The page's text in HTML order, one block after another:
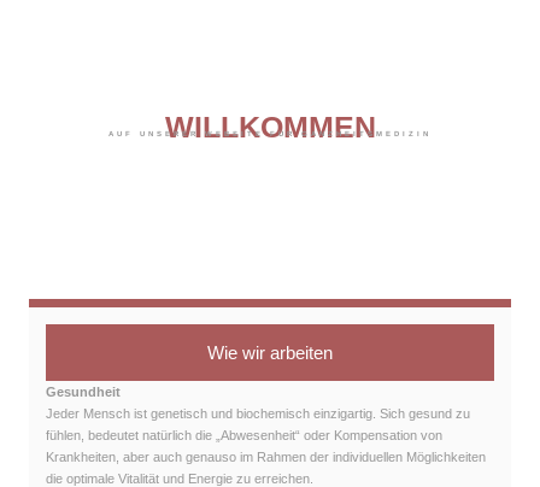
WILLKOMMEN
AUF UNSERER WEBSITE FÜR GANZHEITSMEDIZIN
Wie wir arbeiten
Gesundheit
Jeder Mensch ist genetisch und biochemisch einzigartig. Sich gesund zu
fühlen, bedeutet natürlich die „Abwesenheit“ oder Kompensation von
Krankheiten, aber auch genauso im Rahmen der individuellen Möglichkeiten
die optimale Vitalität und Energie zu erreichen.